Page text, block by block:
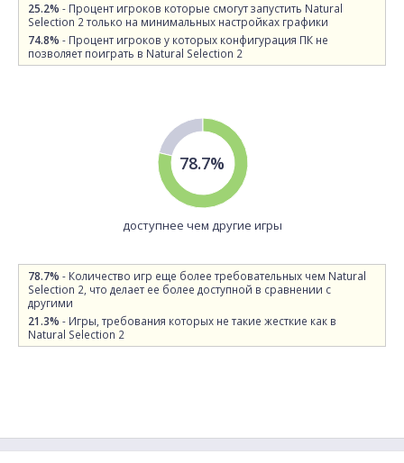
25.2% - Процент игроков которые смогут запустить Natural
Selection 2 только на минимальных настройках графики
74.8% - Процент игроков у которых конфигурация ПК не
позволяет поиграть в Natural Selection 2
78.7%
доступнее чем другие игры
78.7% - Количество игр еще более требовательных чем Natural
Selection 2, что делает ее более доступной в сравнении с
другими
21.3% - Игры, требования которых не такие жесткие как в
Natural Selection 2